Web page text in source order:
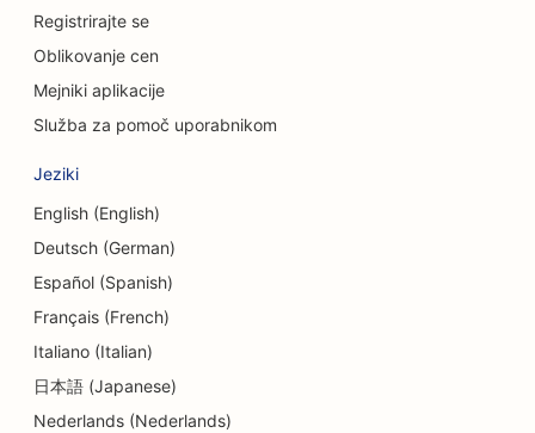
SEO za svetovalna podjetja
SEO za Delis
SEO za storitve dolžniškega svetovanja
SEO za plesne studie
SEO za storitve dermabrazije
SEO za vrtce
SEO za zobozdravstvene klinike
SEO za trgovine s podrobnostmi
Registrirajte se
Oblikovanje cen
Mejniki aplikacije
Služba za pomoč uporabnikom
Jeziki
English (English)
Deutsch (German)
Español (Spanish)
Français (French)
Italiano (Italian)
日本語 (Japanese)
Nederlands (Nederlands)